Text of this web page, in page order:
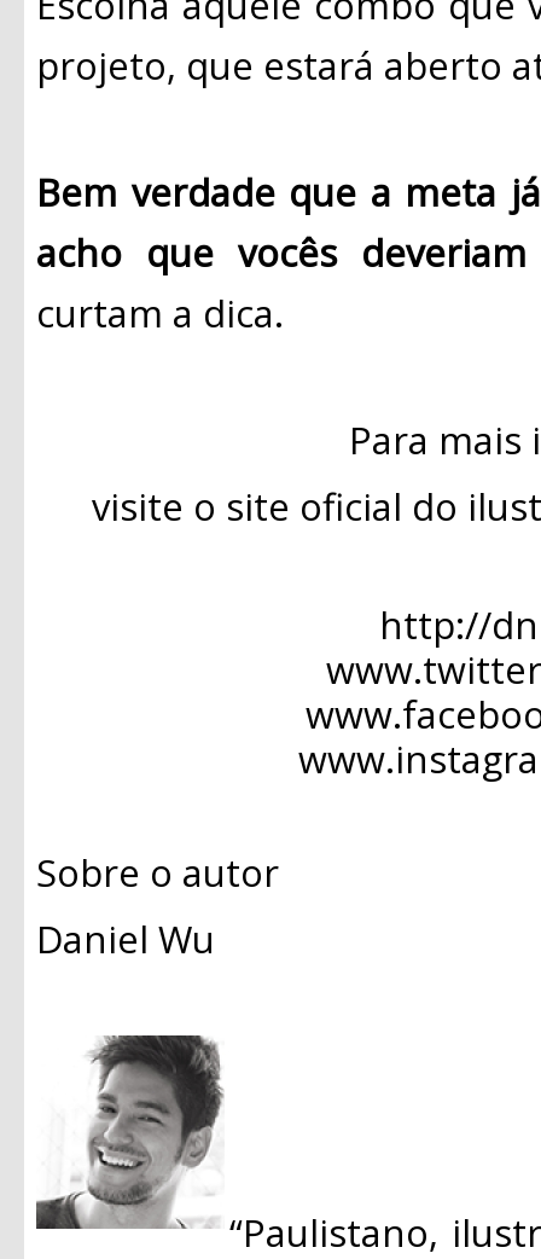
projeto, que estará aberto
Bem verdade que a meta
acho que vocês
curtam a dica.
Para
visite o site oficial do
http://
Sobre o autor
Daniel Wu
“Paulistano,